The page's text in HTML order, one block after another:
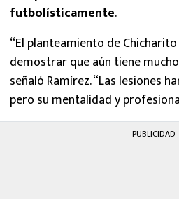
futbolísticamente.
“El planteamiento de
demostrar que aún tiene
señaló Ramírez. “Las lesiones
pero su mentalidad y
PUBLICIDAD